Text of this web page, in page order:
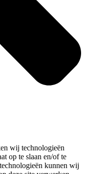
wij technologieën
op te slaan en/of te
kunnen wij